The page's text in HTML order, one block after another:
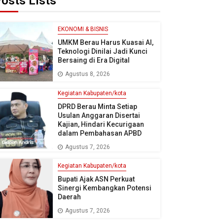
EKONOMI & BISNIS
UMKM Berau Harus Kuasai AI,
Teknologi Dinilai Jadi Kunci
Bersaing di Era Digital
Agustus 8, 2026
Kegiatan Kabupaten/kota
DPRD Berau Minta Setiap
Usulan Anggaran Disertai
Kajian, Hindari Kecurigaan
dalam Pembahasan APBD
Agustus 7, 2026
Kegiatan Kabupaten/kota
Bupati Ajak ASN Perkuat
Sinergi Kembangkan Potensi
Daerah
Agustus 7, 2026